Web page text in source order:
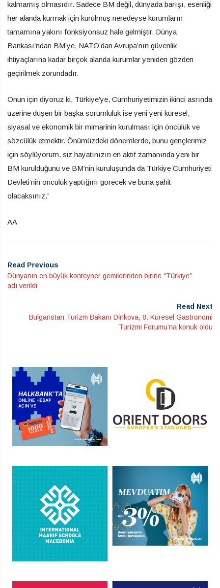
kalmamış olmasıdır. Sadece BM değil, dünyada barışı, esenliği
her alanda kurmak için kurulmuş neredeyse kurumların
tamamına yakını fonksiyonsuz hale gelmiştir. Dünya
Bankası’ndan BM’ye, NATO’dan Avrupa’nın güvenlik
ihtiyaçlarına kadar birçok alanda kurumlar yeniden gözden
geçirilmek zorundadır.
Onun için diyoruz ki, Türkiye’ye, Cumhuriyetimizin ikinci asrında
üzerine düşen bir başka sorumluluk ise yeni yeni küresel,
siyasal ve ekonomik bir mimarinin kurulması için öncülük ve
sözcülük etmektir. Önümüzdeki dönemlerde, bunu gençlerimiz
için söylüyorum, siz hayatınızın en aktif zamanında yeni bir
BM kurulduğunu ve BM’nin kuruluşunda da Türkiye Cumhuriyeti
Devleti’nin öncülük yaptığını görecek ve buna şahit
olacaksınız.”
AA
Read Previous
Dünyanın en büyük konteyner gemilerinden birine “Türkiye”
adı verildi
Read Next
Bulgaristan Turizm Bakanı Dinkova, 8. Küresel Gastronomi
Turizmi Forumu’na konuk oldu